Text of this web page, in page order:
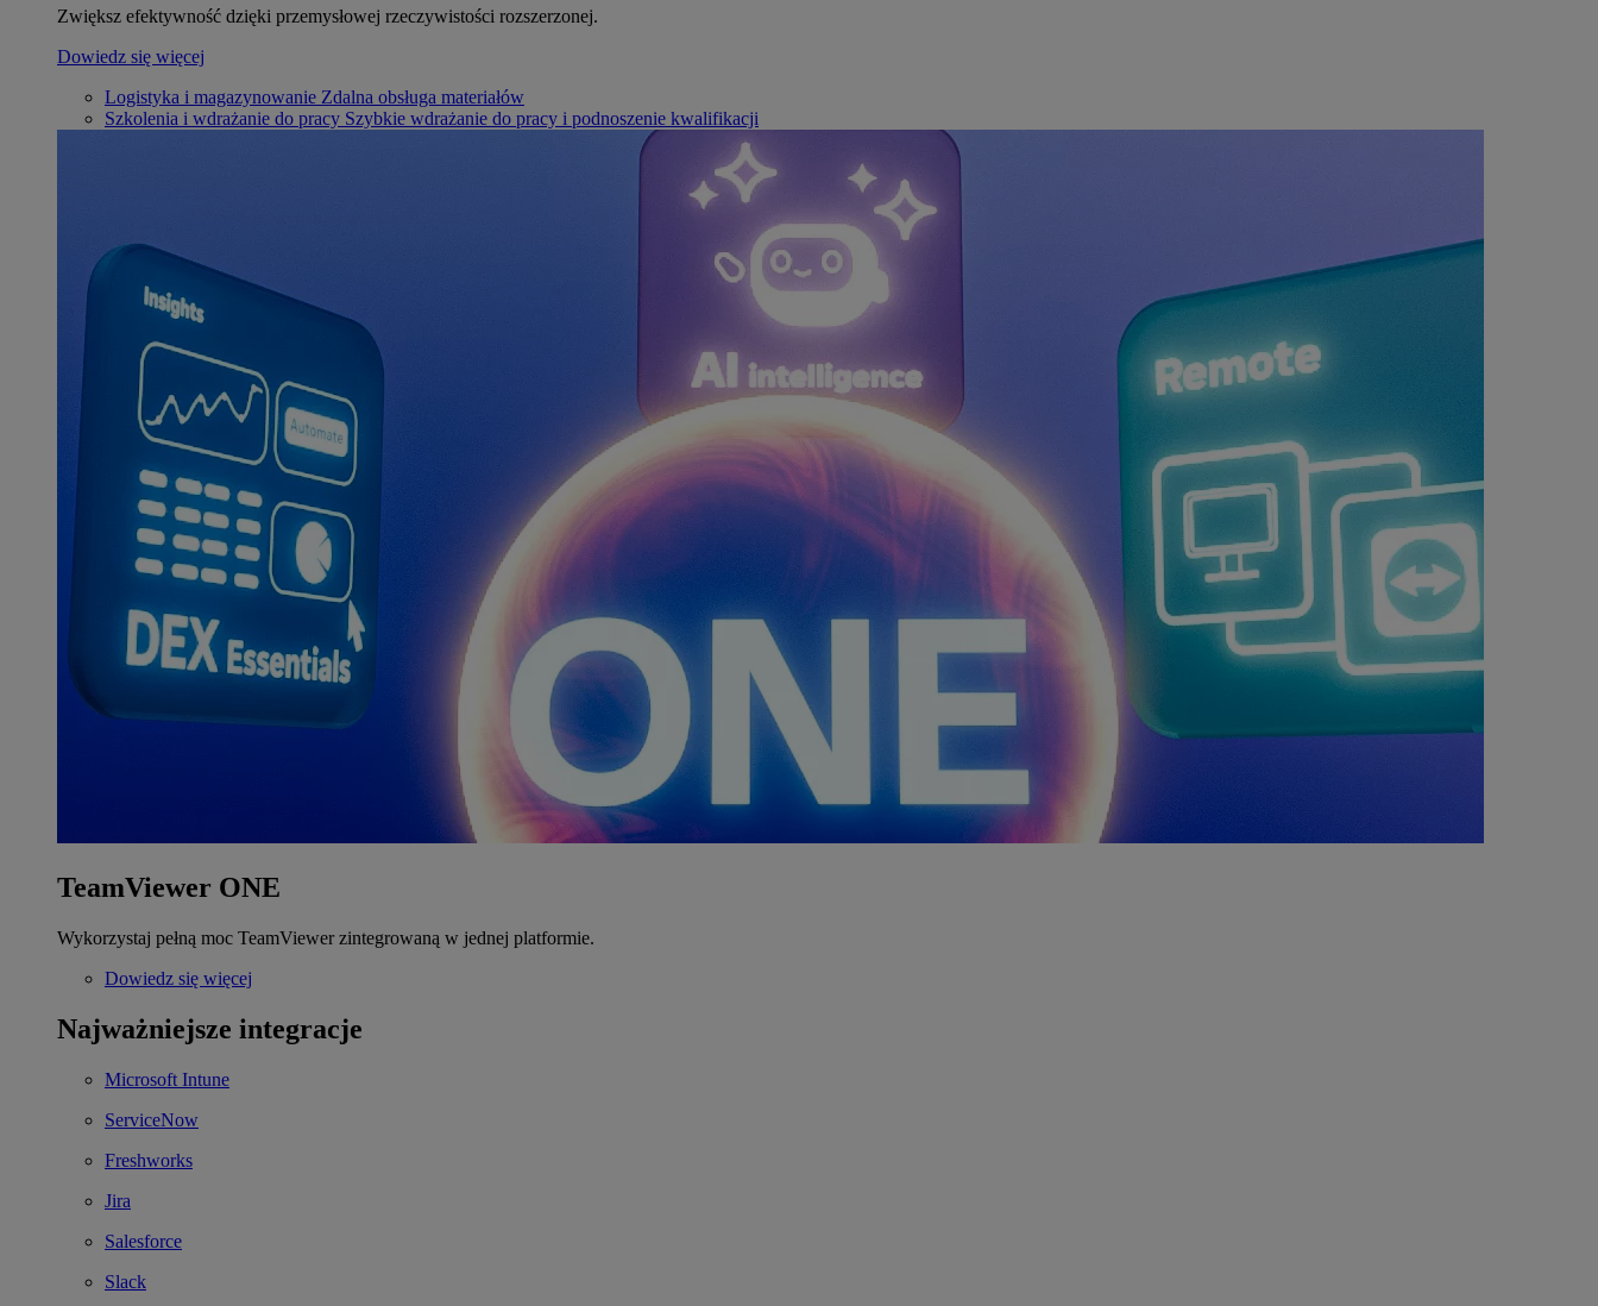
Zwiększ efektywność dzięki przemysłowej rzeczywistości rozszerzonej.
Dowiedz się więcej
Logistyka i magazynowanie Zdalna obsługa materiałów
Szkolenia i wdrażanie do pracy Szybkie wdrażanie do pracy i podnoszenie kwalifikacji
TeamViewer ONE
Wykorzystaj pełną moc TeamViewer zintegrowaną w jednej platformie.
Dowiedz się więcej
Najważniejsze integracje
Microsoft Intune
ServiceNow
Freshworks
Jira
Salesforce
Slack